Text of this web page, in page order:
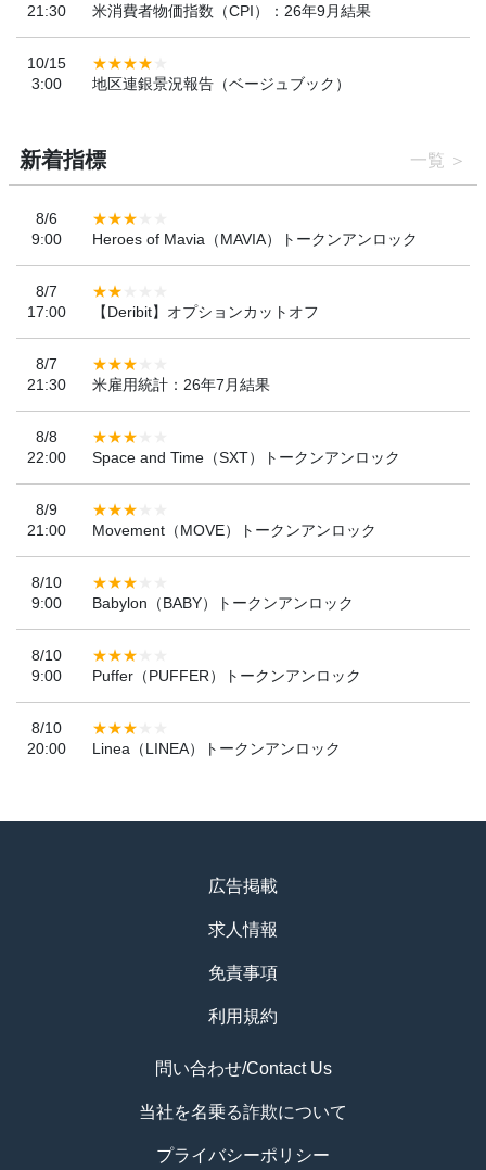
21:30
米消費者物価指数（CPI）：26年9月結果
10/15
3:00
地区連銀景況報告（ベージュブック）
新着指標 一覧
8/6
9:00
Heroes of Mavia（MAVIA）トークンアンロック
8/7
17:00
【Deribit】オプションカットオフ
8/7
21:30
米雇用統計：26年7月結果
8/8
22:00
Space and Time（SXT）トークンアンロック
8/9
21:00
Movement（MOVE）トークンアンロック
8/10
9:00
Babylon（BABY）トークンアンロック
8/10
9:00
Puffer（PUFFER）トークンアンロック
8/10
20:00
Linea（LINEA）トークンアンロック
広告掲載
求人情報
免責事項
利用規約
問い合わせ/Contact Us
当社を名乗る詐欺について
プライバシーポリシー